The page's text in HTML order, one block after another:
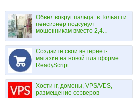
Обвел вокруг пальца: в Тольятти
пенсионер подсунул
мошенникам вместо 2,4...
Создайте свой интернет-
магазин на новой платформе
ReadyScript
Хостинг, домены, VPS/VDS,
размещение серверов